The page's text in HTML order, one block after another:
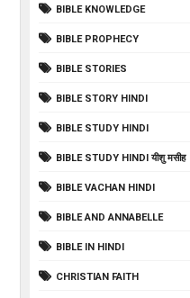
BIBLE KNOWLEDGE
BIBLE PROPHECY
BIBLE STORIES
BIBLE STORY HINDI
BIBLE STUDY HINDI
BIBLE STUDY HINDI यीशु मसीह
BIBLE VACHAN HINDI
BIBLE AND ANNABELLE
BIBLE IN HINDI
CHRISTIAN FAITH